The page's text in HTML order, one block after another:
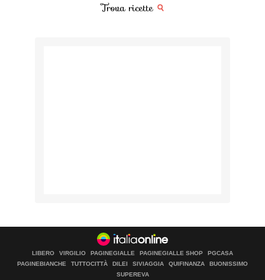
Trova ricette
LIBERO VIRGILIO PAGINEGIALLE PAGINEGIALLE SHOP
PGCASA
PAGINEBIANCHE
TUTTOCITTÀ DILEI SIVIAGGIA QUIFINANZA
BUONISSIMO
SUPEREVA